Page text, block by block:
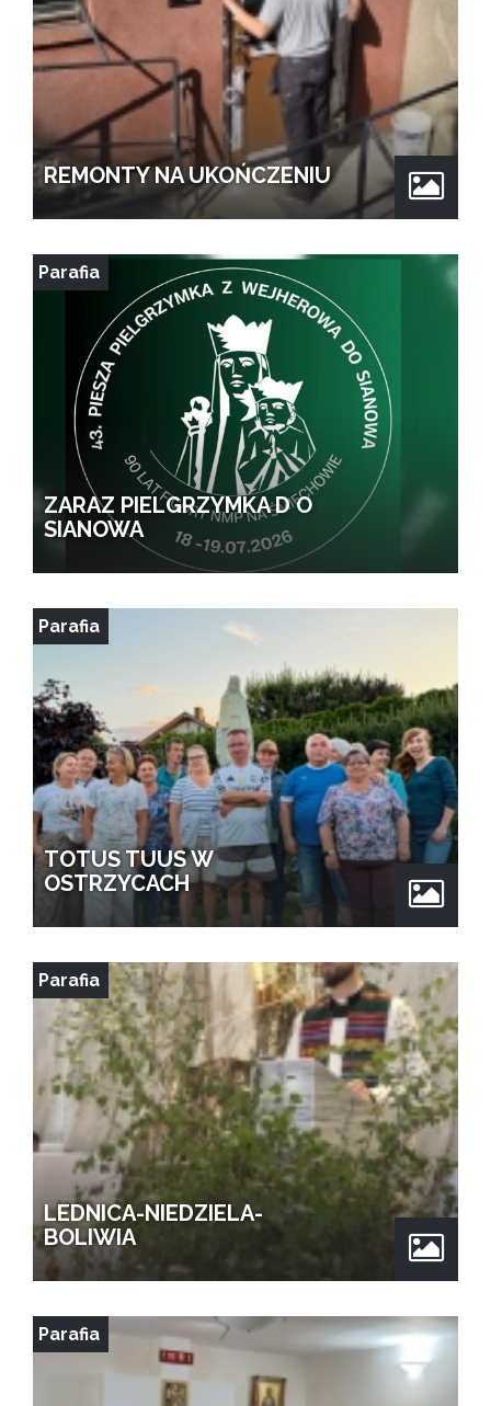
REMONTY NA UKOŃCZENIU
ZARAZ PIELGRZYMKA D O
SIANOWA
Parafia
TOTUS TUUS W
OSTRZYCACH
Parafia
LEDNICA-NIEDZIELA-
BOLIWIA
Parafia
Parafia